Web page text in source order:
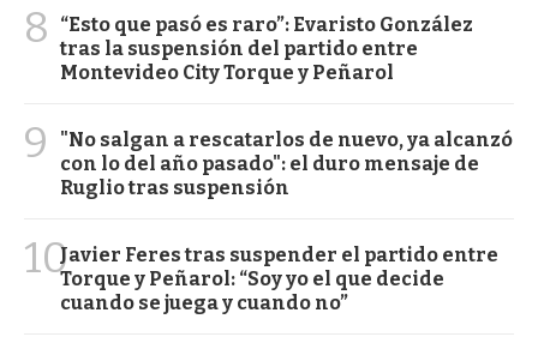
8
“Esto que pasó es raro”: Evaristo González
tras la suspensión del partido entre
Montevideo City Torque y Peñarol
9
"No salgan a rescatarlos de nuevo, ya alcanzó
con lo del año pasado": el duro mensaje de
Ruglio tras suspensión
10Javier Feres tras suspender el partido entre
Torque y Peñarol: “Soy yo el que decide
cuando se juega y cuando no”